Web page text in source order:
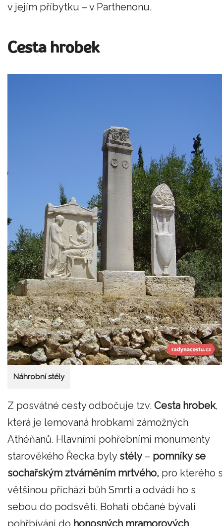
v jejím příbytku – v Parthenonu.
Cesta hrobek
Náhrobní stély
Z posvátné cesty odbočuje tzv. Cesta hrobek,
která je lemovaná hrobkami zámožných
Athéňanů. Hlavními pohřebními monumenty
starověkého Řecka byly stély– pomníky se
sochařským ztvárněním mrtvého, pro kterého
většinou přichází bůh Smrti a odvádí ho s
sebou do podsvětí. Bohatí občané bývali
pohřbíváni do honosných mramorových